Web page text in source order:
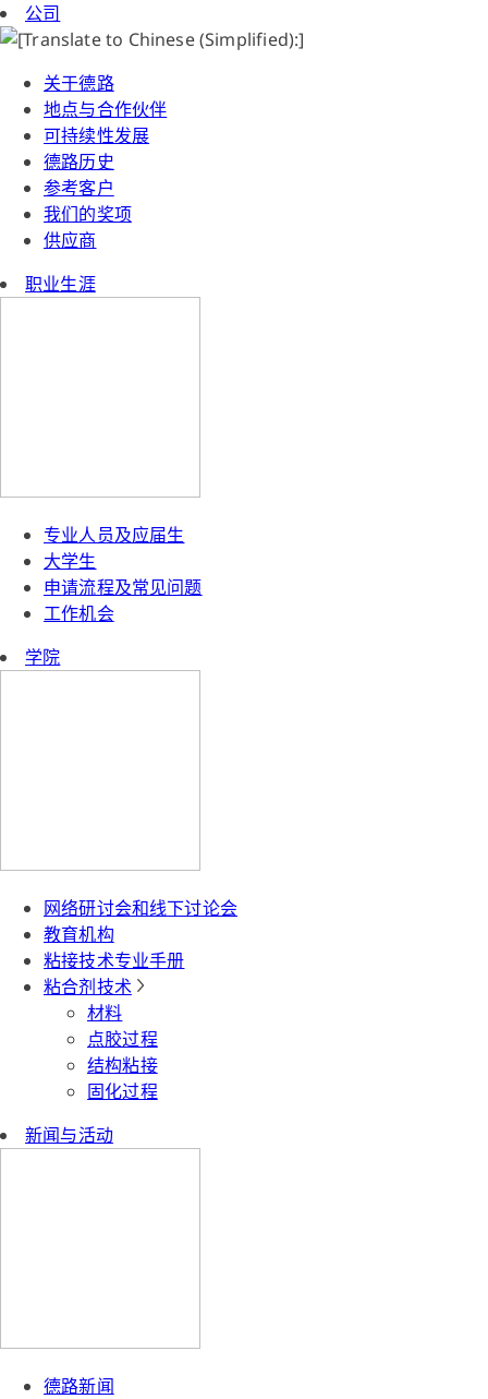
公司
关于德路
地点与合作伙伴
可持续性发展
德路历史
参考客户
我们的奖项
供应商
职业生涯
专业人员及应届生
大学生
申请流程及常见问题
工作机会
学院
网络研讨会和线下讨论会
教育机构
粘接技术专业手册
粘合剂技术
材料
点胶过程
结构粘接
固化过程
新闻与活动
德路新闻